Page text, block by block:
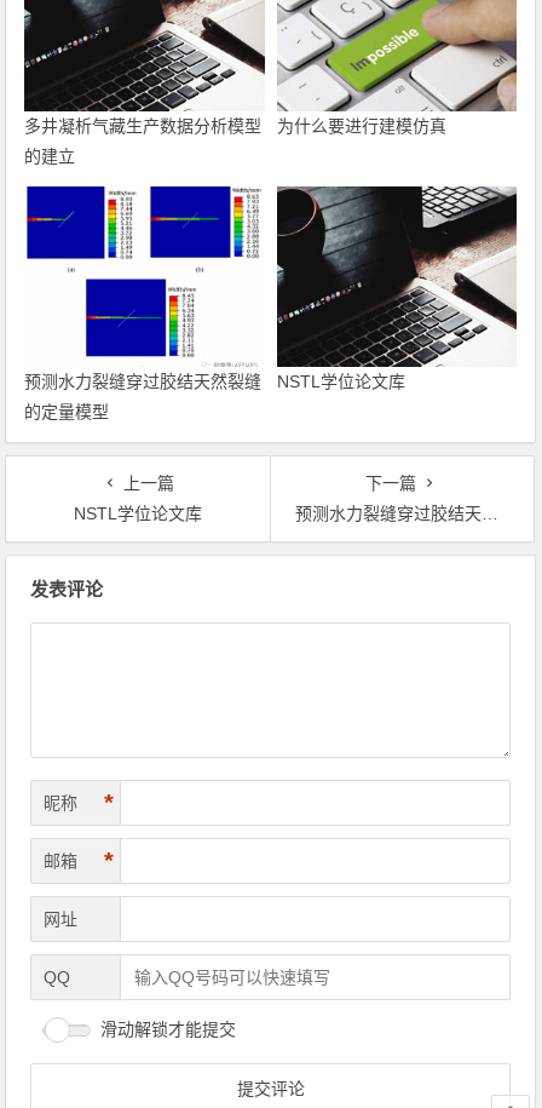
多井凝析气藏生产数据分析模型
的建立
为什么要进行建模仿真
预测水力裂缝穿过胶结天然裂缝
的定量模型
NSTL学位论文库
上一篇
NSTL学位论文库
下一篇
预测水力裂缝穿过胶结天然裂缝的定量模型
发表评论
昵称 *
邮箱 *
网址
QQ
滑动解锁才能提交